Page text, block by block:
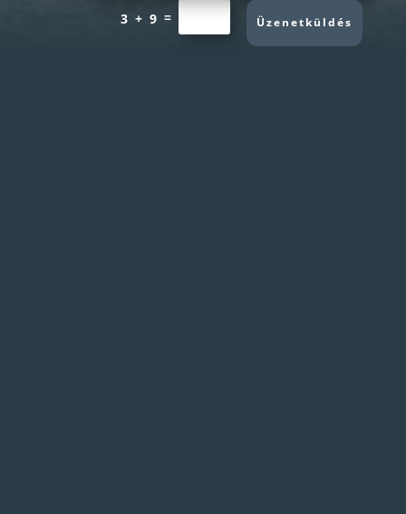
3 + 9 = Üzenetküldés